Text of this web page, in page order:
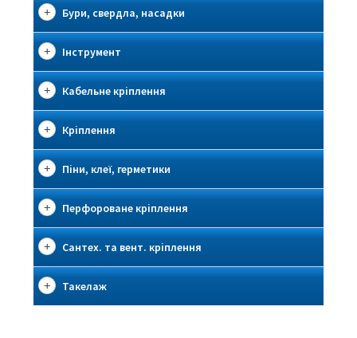
Бури, свердла, насадки
Інструмент
Кабельне кріплення
Кріплення
Піни, клеї, герметики
Перфороване кріплення
Сантех. та вент. кріплення
Такелаж